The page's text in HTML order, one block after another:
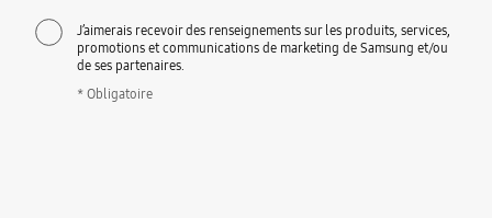
J’aimerais recevoir des renseignements sur les produits, services,
promotions et communications de marketing de Samsung et/ou
de ses partenaires.
* Obligatoire